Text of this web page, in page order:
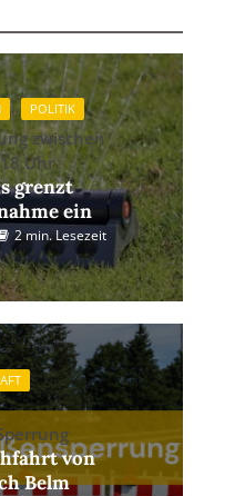
POLITIK
zwischen
Uhr
grenzt
ein
2 min. Lesezeit
von
Belm